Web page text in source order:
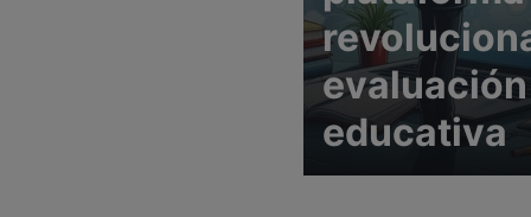
evaluación
educativa